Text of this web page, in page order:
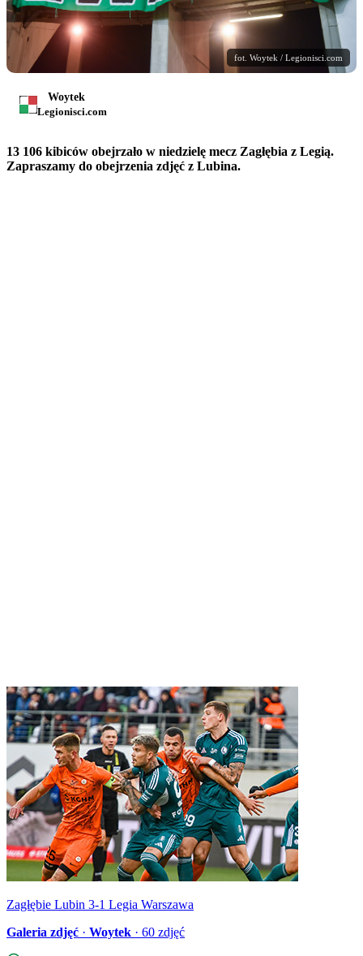
fot. Woytek / Legionisci.com
Woytek
Legionisci.com
13 106 kibiców obejrzało w niedzielę mecz Zagłębia z Legią.
Zapraszamy do obejrzenia zdjęć z Lubina.
Zagłębie Lubin 3-1 Legia Warszawa
Galeria zdjęć · Woytek · 60 zdjęć